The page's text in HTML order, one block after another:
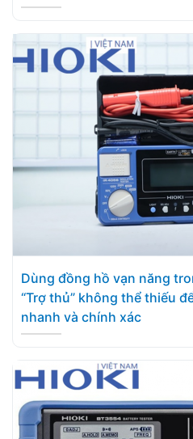
Dùng đồng hồ vạn năng
“Trợ thủ” không thể thiếu
nhanh và chính xác